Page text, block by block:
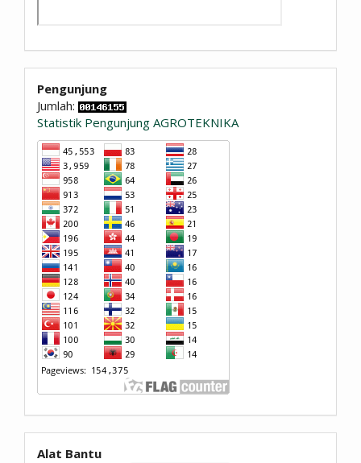
Pengunjung
Jumlah:
Statistik Pengunjung AGROTEKNIKA
Alat Bantu